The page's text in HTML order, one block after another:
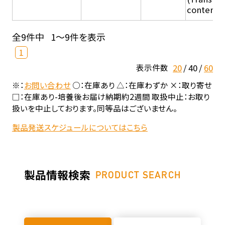
content
全9件中 1～9件を表示
1
表示件数 20 40 60
※：お問い合わせ○：在庫あり △：在庫わずか ×：取り寄せ
□：在庫あり-培養後お届け納期約2週間 取扱中止：お取り
扱いを中止しております。同等品はございません。
製品発送スケジュールについてはこちら
製品情報検索 PRODUCT SEARCH